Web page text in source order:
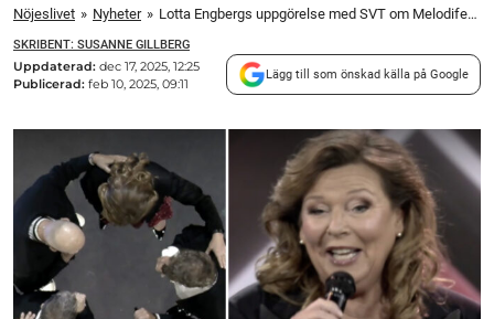
Nöjeslivet » Nyheter » Lotta Engbergs uppgörelse med SVT om Melodifestivalen
SKRIBENT: SUSANNE GILLBERG
Uppdaterad: dec 17, 2025, 12:25
Publicerad: feb 10, 2025, 09:11
Lägg till som önskad källa på Google